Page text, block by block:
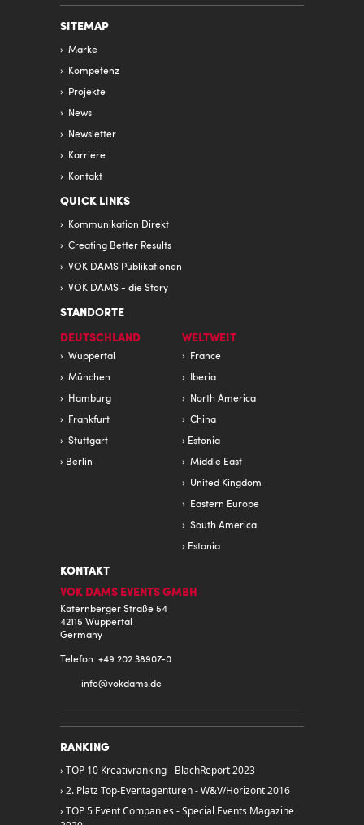
SITEMAP
Marke
Kompetenz
Projekte
News
Newsletter
Karriere
Kontakt
QUICK LINKS
Kommunikation Direkt
Creating Better Results
VOK DAMS Publikationen
VOK DAMS - die Story
STANDORTE
DEUTSCHLAND
Wuppertal
München
Hamburg
Frankfurt
Stuttgart
Berlin
WELTWEIT
France
Iberia
North America
China
Estonia
Middle East
United Kingdom
Eastern Europe
South America
Estonia
KONTAKT
VOK DAMS EVENTS GMBH
Katernberger Straße 54
42115 Wuppertal
Germany
Telefon: +49 202 38907-0
info@vokdams.de
RANKING
TOP 10 Kreativranking - BlachReport 2023
2. Platz Top-Eventagenturen - W&V/Horizont 2016
TOP 5 Event Companies - Special Events Magazine